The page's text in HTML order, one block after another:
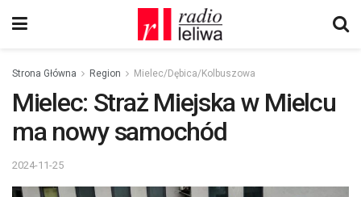
Strona Główna Region Mielec/Dębica/Kolbuszowa
Mielec: Straż Miejska w Mielcu
ma nowy samochód
2024-11-25